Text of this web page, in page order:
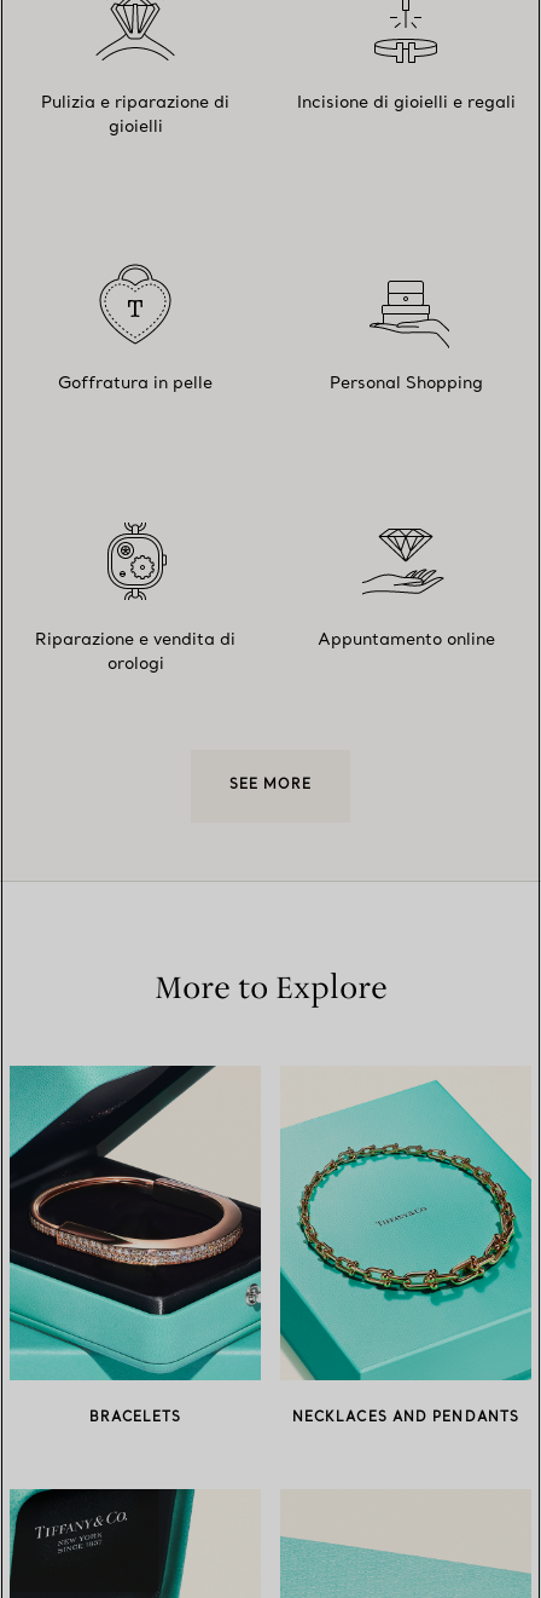
Pulizia e riparazione di
gioielli
Incisione di gioielli e regali
Goffratura in pelle Personal Shopping
Riparazione e vendita di
orologi
Appuntamento online
SEE MORE
More to Explore
BRACELETS NECKLACES AND PENDANTS